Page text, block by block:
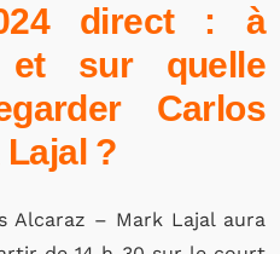
direct : à
et sur quelle
Carlos
?
Alcaraz – Mark Lajal aura